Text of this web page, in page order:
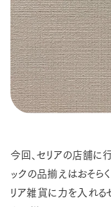
今回、セリアの店舗に
ックの品揃えはおそら
リア雑貨に力を入れる